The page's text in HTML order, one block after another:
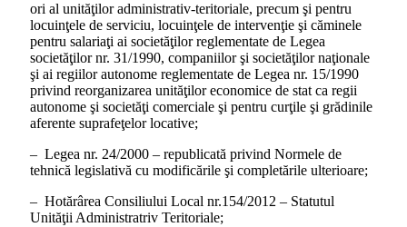
ori al unităţilor administrativ-teritoriale, precum şi pentru
locuinţele de serviciu, locuinţele de intervenţie şi căminele
pentru salariaţi ai societăţilor reglementate de Legea
societăţilor nr. 31/1990, companiilor şi societăţilor naţionale
şi ai regiilor autonome reglementate de Legea nr. 15/1990
privind reorganizarea unităţilor economice de stat ca regii
autonome şi societăţi comerciale şi pentru curţile şi grădinile
aferente suprafeţelor locative;
– Legea nr. 24/2000 – republicată privind Normele de
tehnică legislativă cu modificările şi completările ulterioare;
– Hotărârea Consiliului Local nr.154/2012 – Statutul
Unităţii Administratriv Teritoriale;